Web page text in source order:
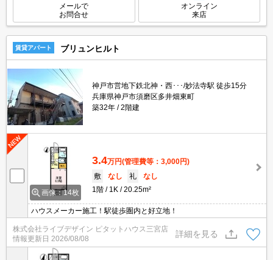
メールで
お問合せ
オンライン
来店
賃貸アパート ブリュンヒルト
神戸市営地下鉄北神・西･･･/妙法寺駅 徒歩15分
兵庫県神戸市須磨区多井畑東町
築32年
2階建
画像：14枚
3.4万円(管理費等：3,000円)
敷
なし 礼
なし
1階
1K 20.25m²
ハウスメーカー施工！駅徒歩圏内と好立地！
株式会社ライブデザイン ピタットハウス三宮店
情報更新日 2026/08/08
詳細を見る